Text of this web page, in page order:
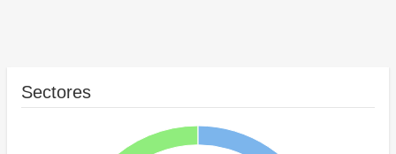
Sectores